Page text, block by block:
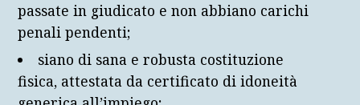
passate in giudicato e non abbiano carichi
penali pendenti;
siano di sana e robusta costituzione
fisica, attestata da certificato di idoneità